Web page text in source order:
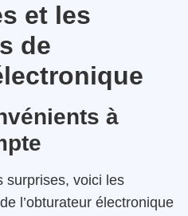
et les
de
à
surprises, voici les
l’obturateur électronique